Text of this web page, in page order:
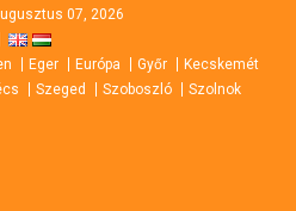
07, 2026
Eger Európa Győr
Kecskemét
Szeged Szoboszló Szolnok